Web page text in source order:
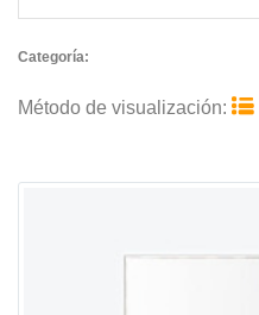
Categoría:
Método de visualización: 